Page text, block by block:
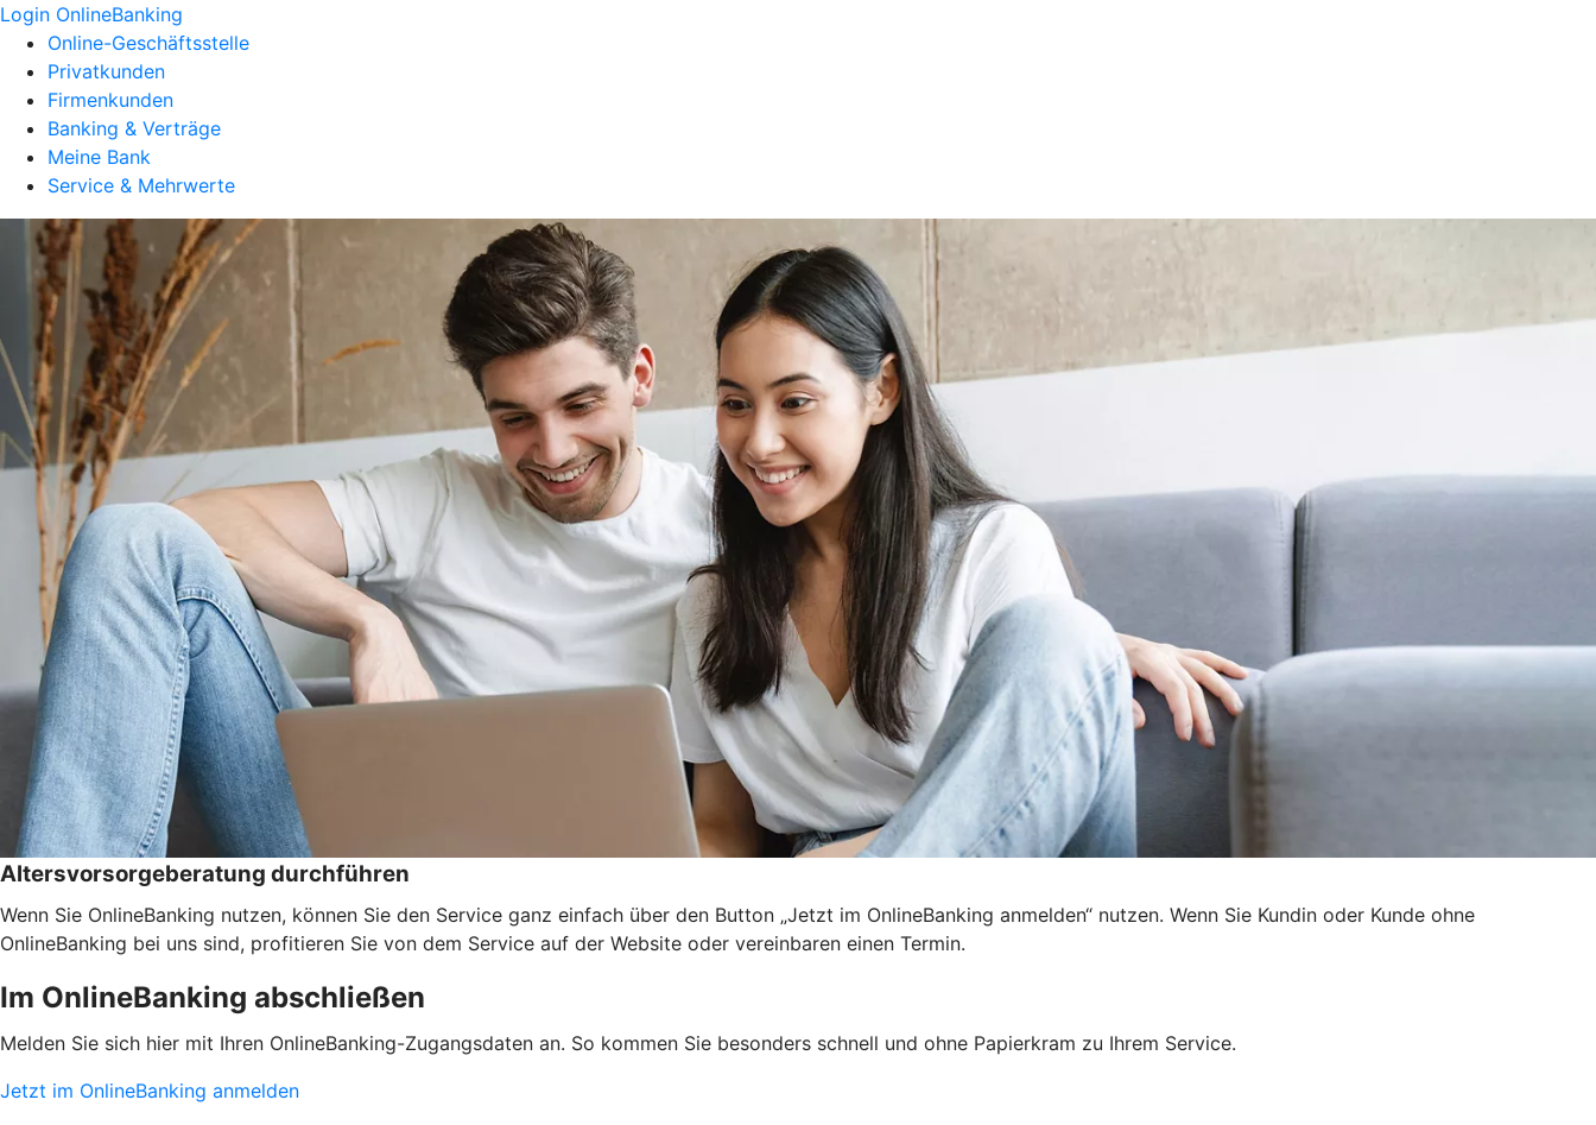
Login OnlineBanking
Online-Geschäftsstelle
Privatkunden
Firmenkunden
Banking & Verträge
Meine Bank
Service & Mehrwerte
Altersvorsorgeberatung durchführen
Wenn Sie OnlineBanking nutzen, können Sie den Service ganz einfach über den Button „Jetzt im OnlineBanking anmelden“ nutzen. Wenn Sie Kundin oder Kunde ohne
OnlineBanking bei uns sind, profitieren Sie von dem Service auf der Website oder vereinbaren einen Termin.
Im OnlineBanking abschließen
Melden Sie sich hier mit Ihren OnlineBanking-Zugangsdaten an. So kommen Sie besonders schnell und ohne Papierkram zu Ihrem Service.
Jetzt im OnlineBanking anmelden